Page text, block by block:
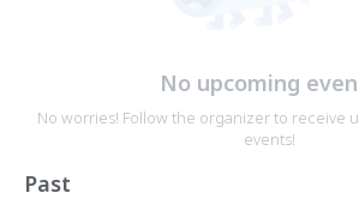
No upcoming
No worries! Follow the organizer to receive
events!
Past